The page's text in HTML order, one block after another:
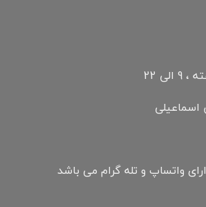
واتساپ و تله گرام می باشد